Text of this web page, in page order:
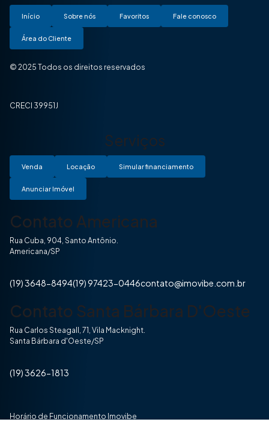
Início Sobre nós Favoritos Fale conosco
Área do Cliente
© 2025 Todos os direitos reservados
CRECI 39951J
Serviços
Venda Locação Simular financiamento
Anunciar Imóvel
Contato Americana
Rua Cuba, 904, Santo Antônio.
Americana/SP
(19) 3648-8494(19) 97423-0446contato@imovibe.com.br
Contato Santa Bárbara D'Oeste
Rua Carlos Steagall, 71, Vila Macknight.
Santa Bárbara d'Oeste/SP
(19) 3626-1813
Horário de Funcionamento Imovibe